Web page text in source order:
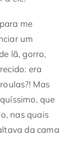
me
um
lã, gorro,
era
Mas
que
nas quais
da cama